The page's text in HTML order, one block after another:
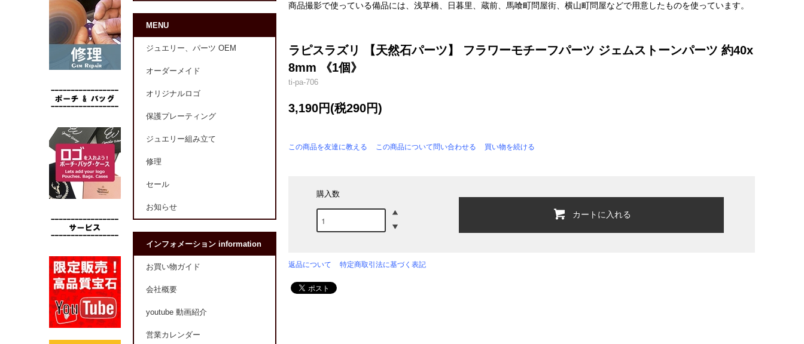
商品撮影で使っている備品には、浅草橋、日暮里、蔵前、馬喰町問屋街、横山町問屋などで用意したものを使っています。
ラピスラズリ 【天然石パーツ】 フラワーモチーフパーツ ジェムストーンパーツ 約40x
8mm 《1個》
ti-pa-706
3,190円(税290円)
この商品を友達に教える この商品について問い合わせる 買い物を続ける
購入数
カートに入れる
返品について 特定商取引法に基づく表記
MENU
ジュエリー、パーツ OEM
オーダーメイド
オリジナルロゴ
保護プレーティング
ジュエリー組み立て
修理
セール
お知らせ
インフォメーション information
お買い物ガイド
会社概要
youtube 動画紹介
営業カレンダー